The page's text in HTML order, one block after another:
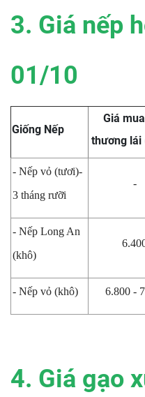
3. Giá nếp
01/10
Giống Nếp
Giá
thương lái
- Nếp vỏ (tươi)-
3 tháng rưỡi
-
- Nếp Long An
(khô)
- Nếp vỏ (khô) 6.800 -
4. Giá gạo